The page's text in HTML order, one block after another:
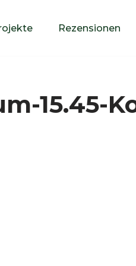
Rezensionen
15.45-